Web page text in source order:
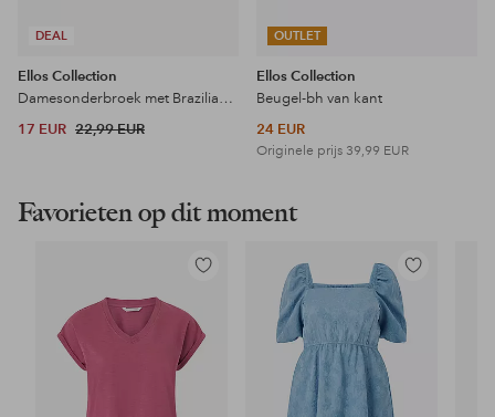
DEAL
Ellos Collection
Damesonderbroek met Braziliaanse snit
17 EUR 22,99 EUR
OUTLET
Ellos Collection
Beugel-bh van kant
24 EUR
Originele prijs 39,99 EUR
Favorieten op dit moment
Toevoegen
favorieten
Toevoegen
aan
favorieten